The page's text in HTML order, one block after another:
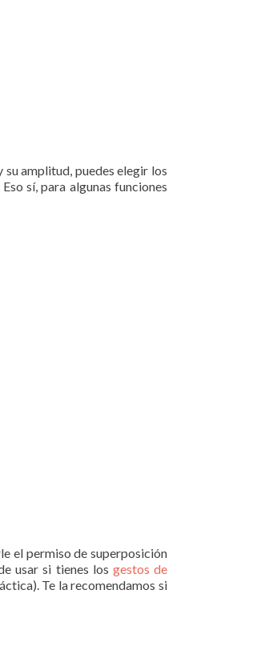
su amplitud, puedes elegir los
Eso sí, para algunas funciones
el permiso de superposición
usar si tienes los gestos de
Te la recomendamos si